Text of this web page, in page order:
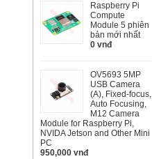
Raspberry Pi
Compute
Module 5 phiên
bản mới nhất
0 vnđ
OV5693 5MP
USB Camera
(A), Fixed-focus,
Auto Focusing,
M12 Camera
Module for Raspberry Pi,
NVIDA Jetson and Other Mini
PC
950,000 vnđ